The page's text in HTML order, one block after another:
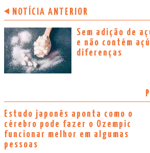
NOTÍCIA ANTERIOR
Sem adição de
e não contém
diferenças
Estudo japonês aponta como o
cérebro pode fazer o Ozempic
funcionar melhor em algumas
pessoas